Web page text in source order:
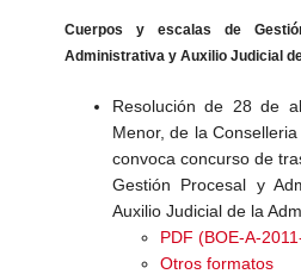
Cuerpos y escalas de
Administrativa y Auxilio Judicial
Resolución de 28 de
Menor, de la
convoca concurso de
Gestión Procesal y
Auxilio Judicial de la
PDF (BOE-A-
Otros formatos